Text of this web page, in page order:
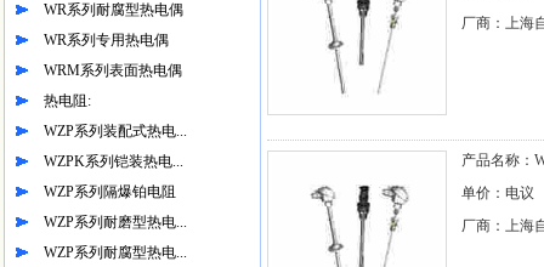
WR系列耐腐型热电偶
WR系列专用热电偶
WRM系列表面热电偶
热电阻:
WZP系列装配式热电...
WZPK系列铠装热电...
WZP系列隔爆铂电阻
WZP系列耐磨型热电...
WZP系列耐腐型热电...
厂商：上海
产品名称：
单价：电议
厂商：上海